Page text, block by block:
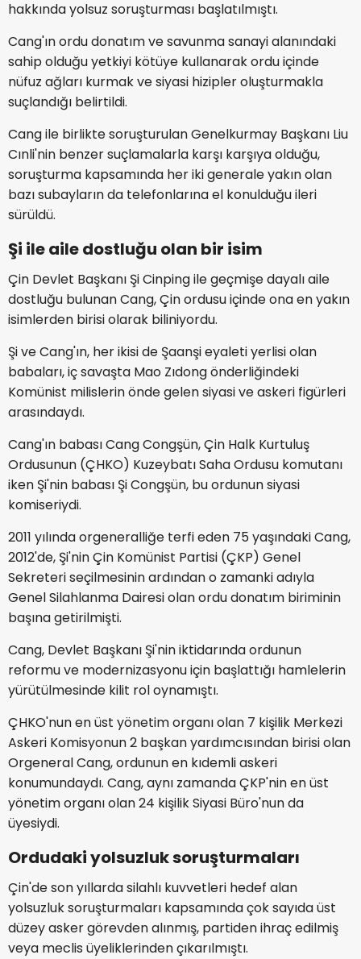
hakkında yolsuz soruşturması başlatılmıştı.
Cang'ın ordu donatım ve savunma sanayi alanındaki
sahip olduğu yetkiyi kötüye kullanarak ordu içinde
nüfuz ağları kurmak ve siyasi hizipler oluşturmakla
suçlandığı belirtildi.
Cang ile birlikte soruşturulan Genelkurmay Başkanı Liu
Cınli'nin benzer suçlamalarla karşı karşıya olduğu,
soruşturma kapsamında her iki generale yakın olan
bazı subayların da telefonlarına el konulduğu ileri
sürüldü.
Şi ile aile dostluğu olan bir isim
Çin Devlet Başkanı Şi Cinping ile geçmişe dayalı aile
dostluğu bulunan Cang, Çin ordusu içinde ona en yakın
isimlerden birisi olarak biliniyordu.
Şi ve Cang'ın, her ikisi de Şaanşi eyaleti yerlisi olan
babaları, iç savaşta Mao Zıdong önderliğindeki
Komünist milislerin önde gelen siyasi ve askeri figürleri
arasındaydı.
Cang'ın babası Cang Congşün, Çin Halk Kurtuluş
Ordusunun (ÇHKO) Kuzeybatı Saha Ordusu komutanı
iken Şi'nin babası Şi Congşün, bu ordunun siyasi
komiseriydi.
2011 yılında orgeneralliğe terfi eden 75 yaşındaki Cang,
2012'de, Şi'nin Çin Komünist Partisi (ÇKP) Genel
Sekreteri seçilmesinin ardından o zamanki adıyla
Genel Silahlanma Dairesi olan ordu donatım biriminin
başına getirilmişti.
Cang, Devlet Başkanı Şi'nin iktidarında ordunun
reformu ve modernizasyonu için başlattığı hamlelerin
yürütülmesinde kilit rol oynamıştı.
ÇHKO'nun en üst yönetim organı olan 7 kişilik Merkezi
Askeri Komisyonun 2 başkan yardımcısından birisi olan
Orgeneral Cang, ordunun en kıdemli askeri
konumundaydı. Cang, aynı zamanda ÇKP'nin en üst
yönetim organı olan 24 kişilik Siyasi Büro'nun da
üyesiydi.
Ordudaki yolsuzluk soruşturmaları
Çin'de son yıllarda silahlı kuvvetleri hedef alan
yolsuzluk soruşturmaları kapsamında çok sayıda üst
düzey asker görevden alınmış, partiden ihraç edilmiş
veya meclis üyeliklerinden çıkarılmıştı.